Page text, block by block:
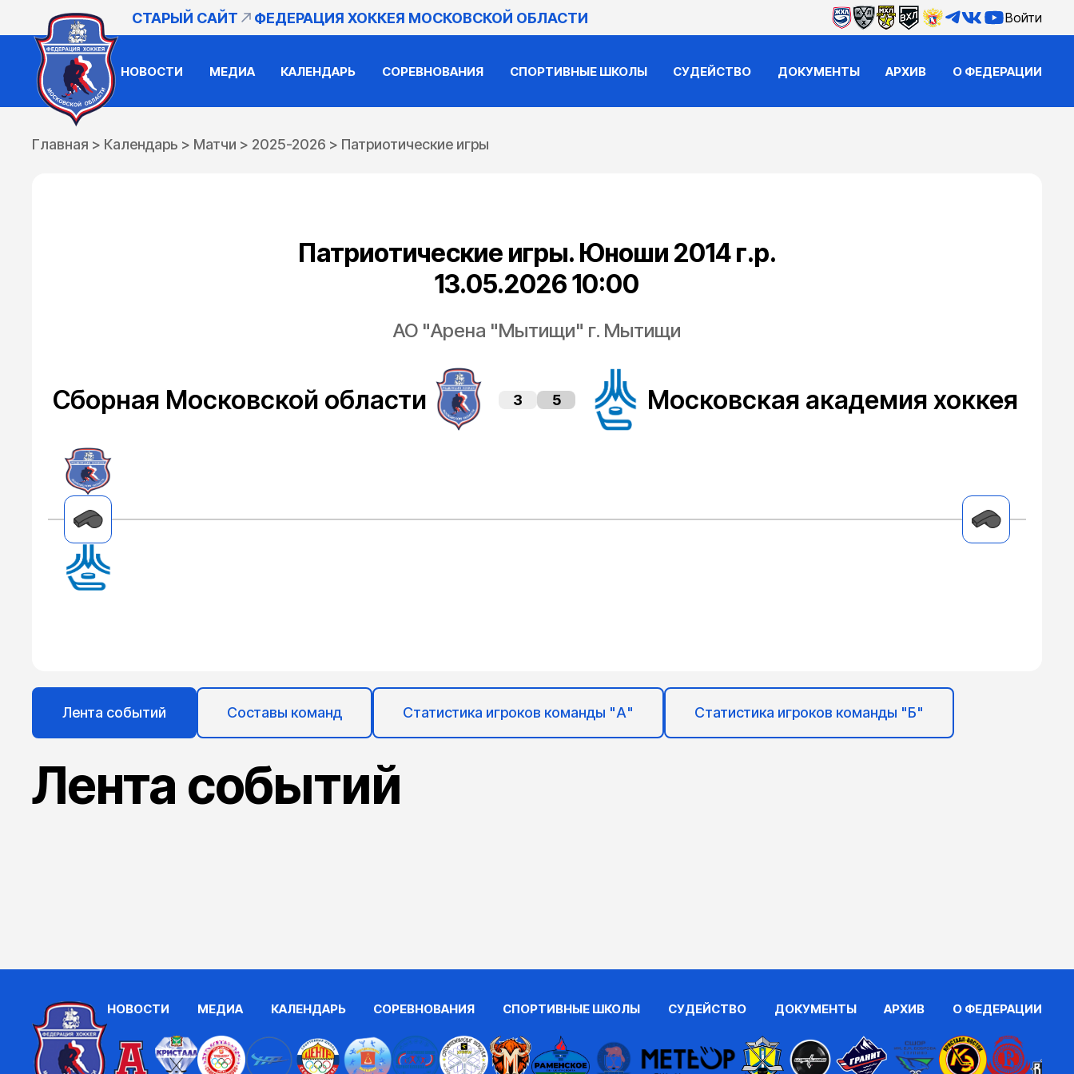
СТАРЫЙ САЙТ ФЕДЕРАЦИЯ ХОККЕЯ МОСКОВСКОЙ ОБЛАСТИ Войти
НОВОСТИ МЕДИА КАЛЕНДАРЬ СОРЕВНОВАНИЯ СПОРТИВНЫЕ ШКОЛЫ СУДЕЙСТВО ДОКУМЕНТЫ АРХИВ О ФЕДЕРАЦИИ
Главная > Календарь > Матчи > 2025-2026 > Патриотические игры
Патриотические игры. Юноши 2014 г.р.
13.05.2026 10:00
АО "Арена "Мытищи" г. Мытищи
Сборная Московской области 3 5 Московская академия хоккея
Лента событий Составы команд Статистика игроков команды "А" Статистика игроков команды "Б"
Лента событий
НОВОСТИ МЕДИА КАЛЕНДАРЬ СОРЕВНОВАНИЯ СПОРТИВНЫЕ ШКОЛЫ СУДЕЙСТВО ДОКУМЕНТЫ АРХИВ О ФЕДЕРАЦИИ